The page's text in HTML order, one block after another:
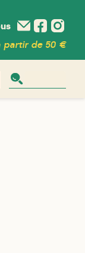
partir de 50 €